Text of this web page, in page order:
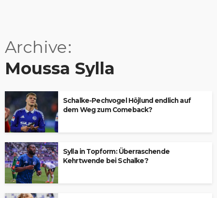
Archive
Moussa Sylla
Schalke-Pechvogel Höjlund endlich auf
dem Weg zum Comeback?
Sylla in Topform: Überraschende
Kehrtwende bei Schalke?